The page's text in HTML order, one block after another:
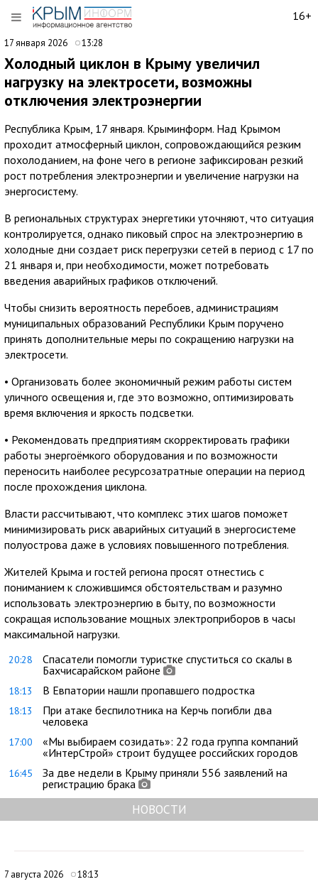
16+
17 января 2026 13:28
Холодный циклон в Крыму увеличил
нагрузку на электросети, возможны
отключения электроэнергии
Республика Крым, 17 января. Крыминформ. Над Крымом
проходит атмосферный циклон, сопровождающийся резким
похолоданием, на фоне чего в регионе зафиксирован резкий
рост потребления электроэнергии и увеличение нагрузки на
энергосистему.
В региональных структурах энергетики уточняют, что ситуация
контролируется, однако пиковый спрос на электроэнергию в
холодные дни создает риск перегрузки сетей в период с 17 по
21 января и, при необходимости, может потребовать
введения аварийных графиков отключений.
Чтобы снизить вероятность перебоев, администрациям
муниципальных образований Республики Крым поручено
принять дополнительные меры по сокращению нагрузки на
электросети.
• Организовать более экономичный режим работы систем
уличного освещения и, где это возможно, оптимизировать
время включения и яркость подсветки.
• Рекомендовать предприятиям скорректировать графики
работы энергоёмкого оборудования и по возможности
переносить наиболее ресурсозатратные операции на период
после прохождения циклона.
Власти рассчитывают, что комплекс этих шагов поможет
минимизировать риск аварийных ситуаций в энергосистеме
полуострова даже в условиях повышенного потребления.
Жителей Крыма и гостей региона просят отнестись с
пониманием к сложившимся обстоятельствам и разумно
использовать электроэнергию в быту, по возможности
сокращая использование мощных электроприборов в часы
максимальной нагрузки.
20:28
Спасатели помогли туристке спуститься со скалы в
Бахчисарайском районе
18:13 В Евпатории нашли пропавшего подростка
18:13
При атаке беспилотника на Керчь погибли два
человека
17:00
«Мы выбираем созидать»: 22 года группа компаний
«ИнтерСтрой» строит будущее российских городов
16:45
За две недели в Крыму приняли 556 заявлений на
регистрацию брака
НОВОСТИ
7 августа 2026 18:13